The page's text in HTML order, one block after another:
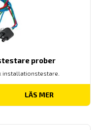
prober
installationstestare.
LÄS MER